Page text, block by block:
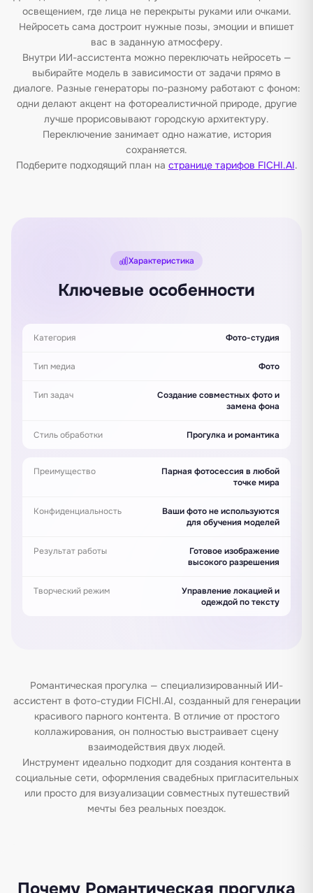
освещением, где лица не перекрыты руками или очками.
Нейросеть сама достроит нужные позы, эмоции и впишет
вас в заданную атмосферу.
Внутри ИИ-ассистента можно переключать нейросеть —
выбирайте модель в зависимости от задачи прямо в
диалоге. Разные генераторы по-разному работают с фоном:
одни делают акцент на фотореалистичной природе, другие
лучше прорисовывают городскую архитектуру.
Переключение занимает одно нажатие, история
сохраняется.
Подберите подходящий план на странице тарифов FICHI.AI.
Характеристика
Ключевые особенности
Категория Фото-студия
Тип медиа Фото
Тип задач
Создание совместных фото и
замена фона
Стиль обработки Прогулка и романтика
Преимущество
Парная фотосессия в любой
точке мира
Конфиденциальность
Ваши фото не используются
для обучения моделей
Результат работы
Готовое изображение
высокого разрешения
Творческий режим
Управление локацией и
одеждой по тексту
Романтическая прогулка — специализированный ИИ-
ассистент в фото-студии FICHI.AI, созданный для генерации
красивого парного контента. В отличие от простого
коллажирования, он полностью выстраивает сцену
взаимодействия двух людей.
Инструмент идеально подходит для создания контента в
социальные сети, оформления свадебных пригласительных
или просто для визуализации совместных путешествий
мечты без реальных поездок.